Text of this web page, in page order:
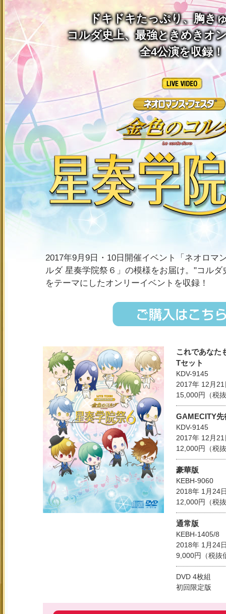
ドキドキたっぷり、胸き
コルダ史上、最強ときめきオ
全4公演を収録！
2017年9月9日・10日開催イベント「ネオロマ
ルダ 星奏学院祭６」の模様をお届け。"コル
をテーマにしたオンリーイベントを収録！
これであなた
Tセット
KDV-9145
2017年 12月21
15,000円（税
GAMECITY先
KDV-9145
2017年 12月21
12,000円（税
豪華版
KEBH-9060
2018年 1月24
12,000円（税
通常版
KEBH-1405/8
2018年 1月24
9,000円（税抜
DVD 4枚組
初回限定版